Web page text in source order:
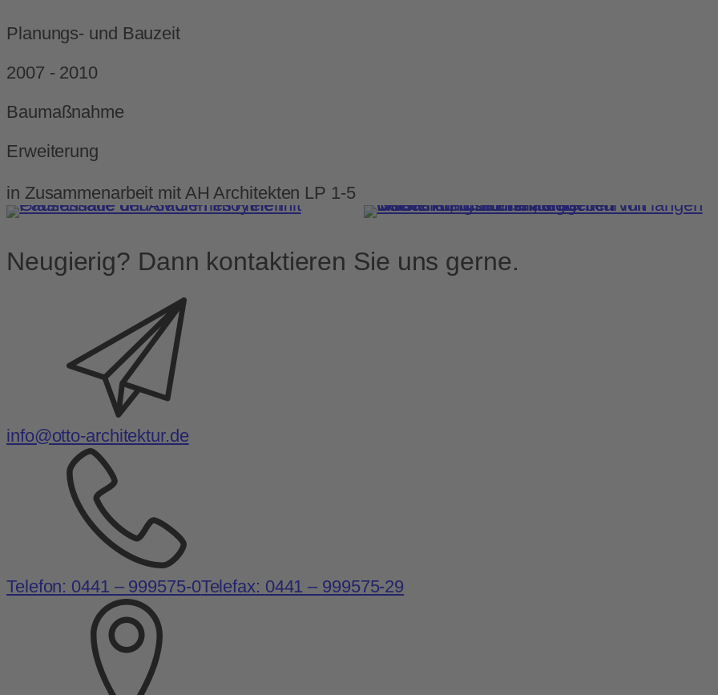
Planungs- und Bauzeit
2007 - 2010
Baumaßnahme
Erweiterung
in Zusammenarbeit mit AH Architekten LP 1-5
Neugierig? Dann kontaktieren Sie uns gerne.
info@otto-architektur.de
Telefon: 0441 – 999575-0Telefax: 0441 – 999575-29